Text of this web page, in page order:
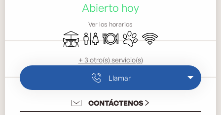
Abierto hoy
Ver los horarios
TerrazaAseosRestauranteSe aceptan animales
Wifi
+ 3 otro(s) servicio(s)
Llamar
CONTÁCTENOS